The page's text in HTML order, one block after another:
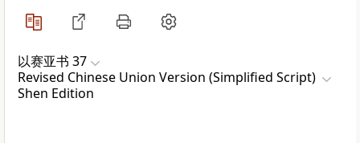
以赛亚书 37
Revised Chinese Union Version (Simplified Script)
Shen Edition